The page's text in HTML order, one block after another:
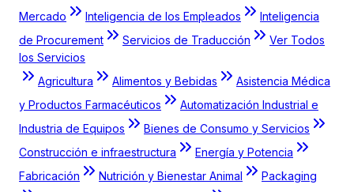
Mercado
Inteligencia de los Empleados
Inteligencia
de Procurement
Servicios de Traducción
Ver Todos
los Servicios
Agricultura
Alimentos y Bebidas
Asistencia Médica
y Productos Farmacéuticos
Automatización Industrial e
Industria de Equipos
Bienes de Consumo y Servicios
Construcción e infraestructura
Energía y Potencia
Fabricación
Nutrición y Bienestar Animal
Packaging